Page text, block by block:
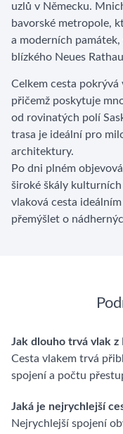
uzlů v Německu.
bavorské metropole,
a moderních
blízkého Neues
Celkem cesta
přičemž poskytuje
od rovinatých polí
trasa je ideální pro
architektury.
Po dni plném
široké škály
vlaková cesta
přemýšlet o
Jak dlouho trvá vlak z
Cesta vlakem trvá
spojení a počtu
Jaká je nejrychlejší
Nejrychlejší spojení